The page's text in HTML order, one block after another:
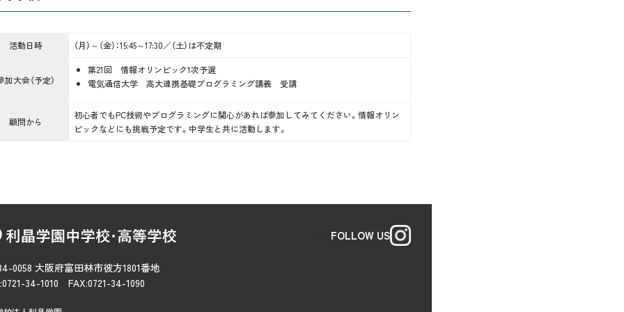
活動日時 （月）～（金）：15:45～17:30／（土）は不定期
加大会（予定）
第21回 情報オリンピック1次予選
電気通信大学 高大連携基礎プログラミング講義 受講
顧問から
初心者でもPC技術やプログラミングに関心があれば参加してみてください。情報オリン
ピックなどにも挑戦予定です。中学生と共に活動します。
FOLLOW US
0058 大阪府富田林市彼方1801番地
34-1010 FAX:0721-34-1090